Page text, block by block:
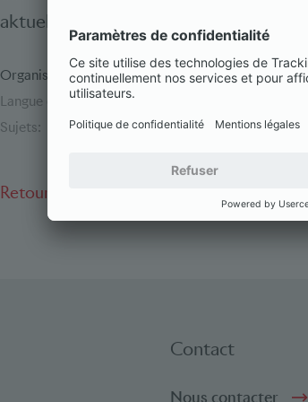
aktuellen Steuerthemen.
Organisateur: Association suisse des banquiers
Langue de l'événement:
Sujets:
Impôts
Retour à l'aperçu des événements
Contact
Nous contacter